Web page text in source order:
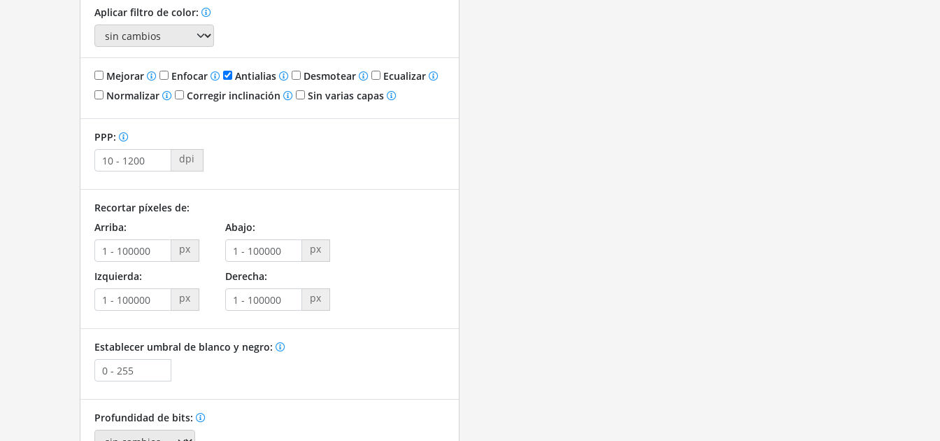
Aplicar filtro de color:
Mejorar Enfocar Antialias Desmotear
Ecualizar
Normalizar
Corregir inclinación Sin varias capas
PPP:
dpi
Recortar píxeles de:
Arriba:
px
Abajo:
px
Izquierda:
px
Derecha:
px
Establecer umbral de blanco y negro:
Profundidad de bits: